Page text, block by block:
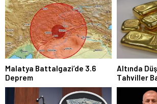
Malatya Battalgazi’de 3.6
Deprem
Altında
Tahviller